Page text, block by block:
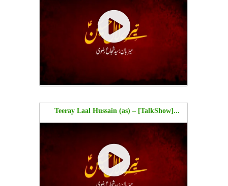
...[TalkShow] Teeray Laal Hussain (as) –
Shaheed Ustaad Sibte Jafar Zaidi